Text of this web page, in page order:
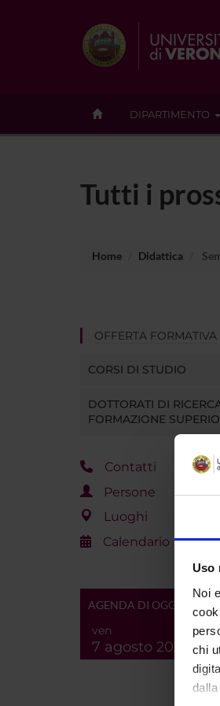
Uso
Noi e
chi
DIPARTIMENTO
Tutti i
Home Didattica
OFFERTA FORMATIVA
CORSI DI STUDIO
DOTTORATI DI
FORMAZIONE
Contatti
Persone
Luoghi
Calendario
AGENDA DI OGGI
ven
7 agosto 2026